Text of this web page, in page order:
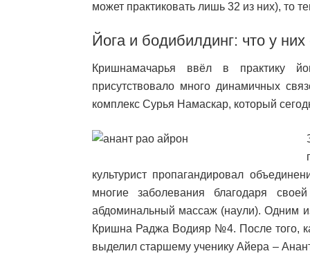
может практиковать лишь 32 из них), то
Йога и бодибилдинг: что у
Кришнамачарья ввёл в практику
присутствовало много динамичных
комплекс Сурья Намаскар, который
культурист пропагандировал
многие заболевания благодаря
абдоминальный массаж (наули). Одним
Кришна Раджа Водияр №4. После того,
выделил старшему ученику Айера –